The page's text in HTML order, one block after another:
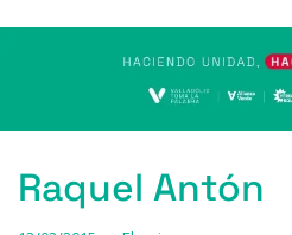
Raquel Antón